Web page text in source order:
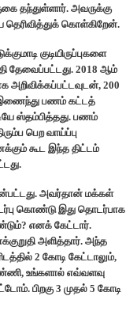
தந்துள்ளார். அவருக்கு
கொள்கிறேன்.
குடியிருப்புகளை
தேவைப்பட்டது. 2018 ஆம்
அறிவிக்கப்பட்டவுடன், 200
இணைந்து பணம் கட்டத்
ஸ்தம்பித்தது. பணம்
பெற வாய்ப்பு
கூட இந்த திட்டம்
அவர்தான் மக்கள்
கொண்டு இது தொடர்பாக
எனக் கேட்டார்.
அளித்தார். அந்த
2 கோடி கேட்டாலும்,
உங்களால் எவ்வளவு
பிறகு 3 முதல் 5 கோடி